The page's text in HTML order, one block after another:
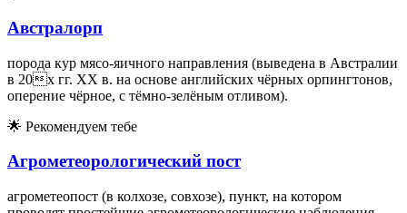
Австралорп
порода кур мясо-яичного направления (выведена в Австралии
в 20х гг. XX в. на основе английских чёрных орпингтонов,
оперение чёрное, с тёмно-зелёным отливом).
🌟 Рекомендуем тебе
Агрометеорологический пост
агрометеопост (в колхозе, совхозе), пункт, на котором